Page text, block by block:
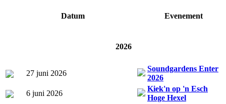
Datum Evenement
2026
27 juni 2026
Soundgardens Enter
2026
6 juni 2026
Kiek'n op 'n Esch
Hoge Hexel